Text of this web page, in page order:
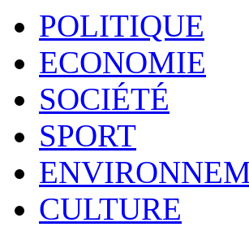
POLITIQUE
ECONOMIE
SOCIÉTÉ
SPORT
CULTURE